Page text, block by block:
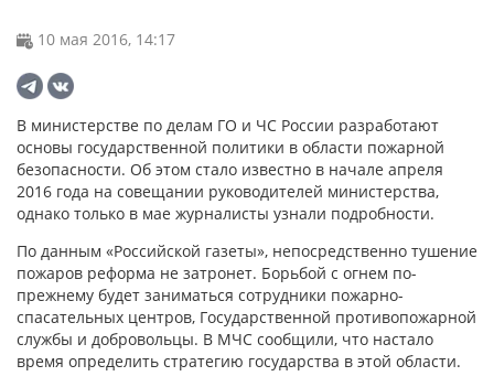
10 мая 2016, 14:17
В министерстве по делам ГО и ЧС России разработают
основы государственной политики в области пожарной
безопасности. Об этом стало известно в начале апреля
2016 года на совещании руководителей министерства,
однако только в мае журналисты узнали подробности.
По данным «Российской газеты», непосредственно тушение
пожаров реформа не затронет. Борьбой с огнем по-
прежнему будет заниматься сотрудники пожарно-
спасательных центров, Государственной противопожарной
службы и добровольцы. В МЧС сообщили, что настало
время определить стратегию государства в этой области.